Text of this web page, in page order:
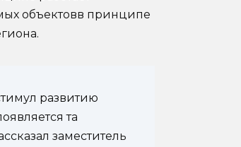
объектовв принципе
развитию
та
заместитель